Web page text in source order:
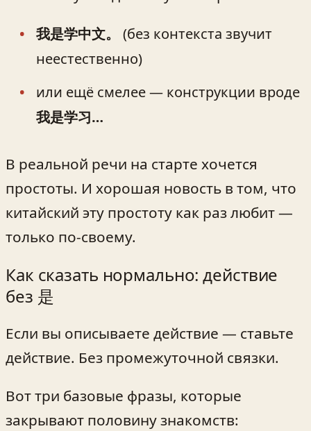
我是学中文。
(без контекста звучит
неестественно)
или ещё смелее — конструкции вроде
我是学习…
В реальной речи на старте хочется
простоты. И хорошая новость в том, что
китайский эту простоту как раз любит —
только по-своему.
Как сказать нормально: действие
без 是
Если вы описываете действие — ставьте
действие. Без промежуточной связки.
Вот три базовые фразы, которые
закрывают половину знакомств: